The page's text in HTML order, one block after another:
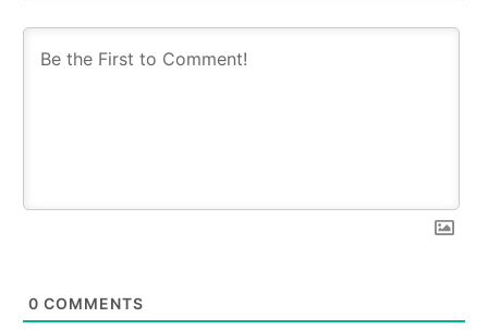
0 COMMENTS